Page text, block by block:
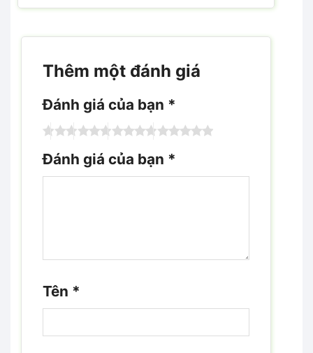
Thêm một đánh giá
Đánh giá của bạn *
Đánh giá của bạn *
Tên *